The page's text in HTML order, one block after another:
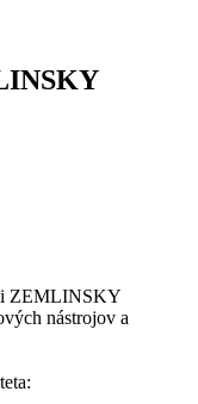
ZEMLINSKY
nástrojov a